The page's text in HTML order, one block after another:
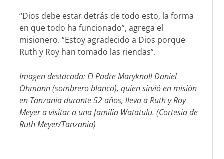
“Dios debe estar detrás de todo esto, la forma
en que todo ha funcionado”, agrega el
misionero. “Estoy agradecido a Dios porque
Ruth y Roy han tomado las riendas”.
Imagen destacada: El Padre Maryknoll Daniel
Ohmann (sombrero blanco), quien sirvió en misión
en Tanzania durante 52 años, lleva a Ruth y Roy
Meyer a visitar a una familia Watatulu. (Cortesía de
Ruth Meyer/Tanzania)